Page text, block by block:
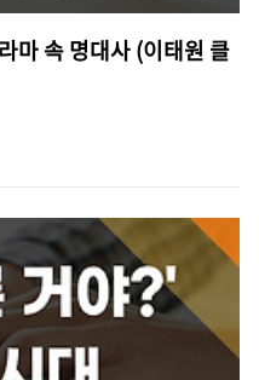
마 속 명대사 (이태원 클